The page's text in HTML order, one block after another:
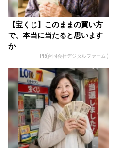
【宝くじ】このままの買い方
で、本当に当たると思います
か
PR(合同会社デジタルファーム )